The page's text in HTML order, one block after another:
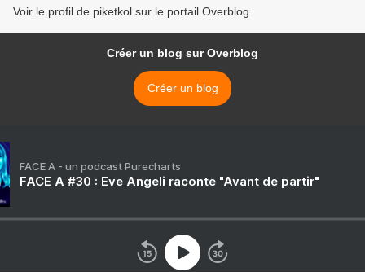
Voir le profil de piketkol sur le portail Overblog
Créer un blog sur Overblog
Créer un blog
FACE A - un podcast Purecharts
FACE A #30 : Eve Angeli raconte "Avant de partir"